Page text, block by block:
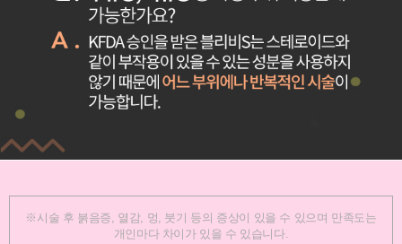
※시술 후 붉음증, 열감, 멍, 붓기 등의 증상이 있을 수 있으며 만족도는
개인마다 차이가 있을 수 있습니다.